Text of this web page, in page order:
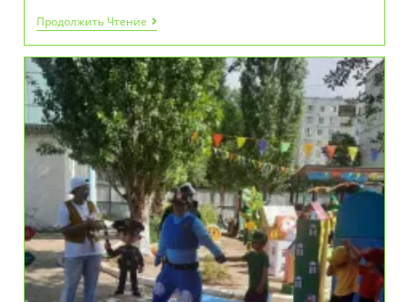
Продолжить ЧтениеВыдумал
Насилие
В
Армии
Ради
Денег:
23-
Летний
Астанчанин
Получил
Срок
За
Пост
В
Threads